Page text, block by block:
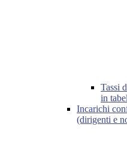
Tassi
in
Incarichi
(dirigenti e